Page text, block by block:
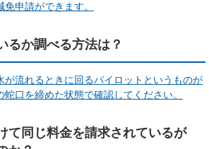
申請ができます。
か調べる方法は？
流れるときに回るパイロットというものが
口を締めた状態で確認してください。
同じ料金を請求されているが